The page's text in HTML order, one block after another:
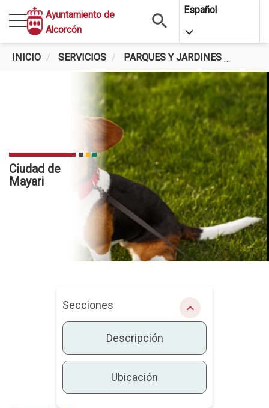
contenido
principal
Ayuntamiento de
Alcorcón
Español
Toggle
INICIO SERVICIOS PARQUES Y JARDINES
Ciudad de
Mayari
Secciones chevron_right
Descripción
Ubicación